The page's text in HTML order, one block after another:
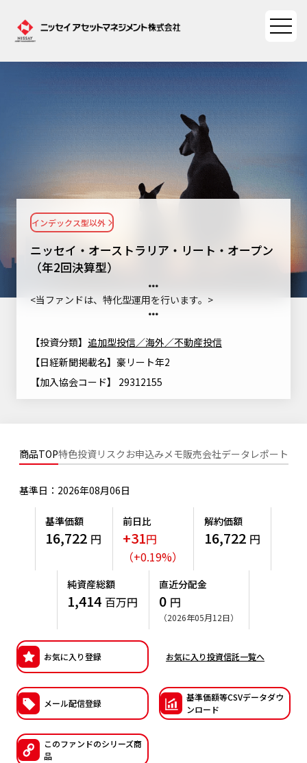
ファンド情報
ファンド情報TOP
基準価額一覧
ファンド検索
ファンド比較
決算カレンダー
ちょこっと3分！ファンドシアター
リーズ
確定拠出年金について
確定拠出年金制度について
確定拠出年金での商品の選び方について
確定拠出年金 基準価額一覧
マーケット情報
マーケット情報TOP
マーケット指数
大関 洋の「十字路」
コラム
資産形成ポータル
資産形成ポータルTOP
資産形成サービス
Nダイレクト
資産形成サポート
NAMシティ
よくあるご質問
投資の教室
サステナビリティ
サステナビリティTOP
サステナビリティ経営
トップメッセージ
特別対談
サステナビリティ推進体制
サステナビリティレポート
サステナブル投資
日本版スチュワードシップ・コードへの対応
ESGへの取り組み
議決権行使について
国内株式議決権行使の方針と判断基準
サステナビリティレポート等
ニッセイアセットについて
ニッセイアセットについてTOP
会社情報
プレスリリース
採用情報
最新情報 法人のお客さま
採用情報
資産形成はじめるなら
ニッセイ・オーストラリア・リート・オープン
（年2回決算型）
インデックス型以外
<当ファンドは、特化型運用を行います。>
【投資分類】 追加型投信／海外／不動産投信
【日経新聞掲載名】豪リート年2
【加入協会コード】 29312155
商品TOP特色投資リスク お申込みメモ販売会社データ レポート
基準日：2026年08月06日
基準価額
16,722 円
前日比
+31円
（+0.19%）
解約価額
16,722 円
純資産総額
1,414 百万円
直近分配金
0 円
（2026年05月12日）
お気に入り登録 お気に入り投資信託一覧へ
メール配信登録
基準価額等CSVデータダウ
ンロード
このファンドのシリーズ商
品